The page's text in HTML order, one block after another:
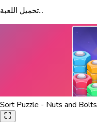
تحميل اللعبة...
Sort Puzzle - Nuts and Bolts